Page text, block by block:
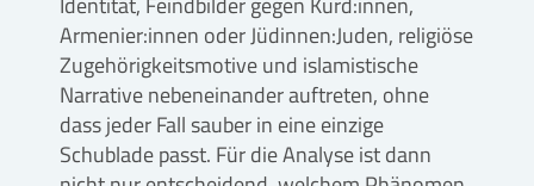
Armenier:innen oder Jüdinnen:Juden, religiöse
Zugehörigkeitsmotive und islamistische
Narrative nebeneinander auftreten, ohne
dass jeder Fall sauber in eine einzige
Schublade passt. Für die Analyse ist dann